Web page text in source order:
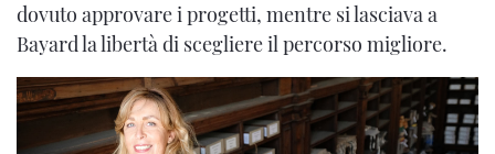
dovuto approvare i progetti, mentre si lasciava a
Bayard la libertà di scegliere il percorso migliore.